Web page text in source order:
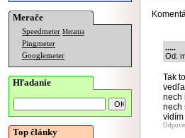
Merače
Speedmeter Merania
Pingmeter
Googlemeter
Hľadanie
Top články
.....
Od:
Tak
nech
nech